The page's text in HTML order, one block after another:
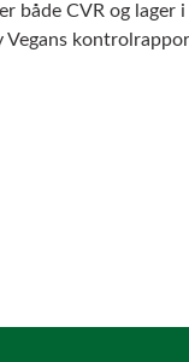
både CVR og lager